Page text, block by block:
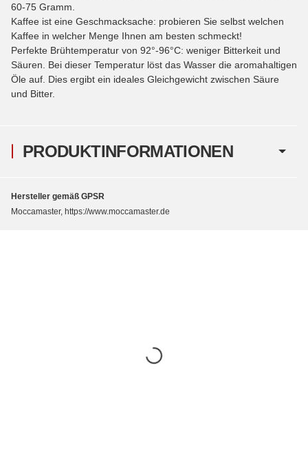
PRODUKTINFORMATIONEN
60-75 Gramm.
Kaffee ist eine Geschmacksache: probieren Sie selbst welchen
Kaffee in welcher Menge Ihnen am besten schmeckt!
Perfekte Brühtemperatur von 92°-96°C: weniger Bitterkeit und
Säuren. Bei dieser Temperatur löst das Wasser die aromahaltigen
Öle auf. Dies ergibt ein ideales Gleichgewicht zwischen Säure
und Bitter.
Hersteller gemäß GPSR
Moccamaster, https://www.moccamaster.de